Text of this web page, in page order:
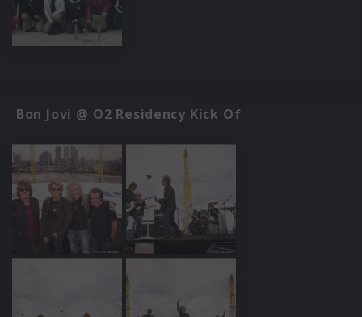
Bon Jovi @ O2 Residency Kick Of